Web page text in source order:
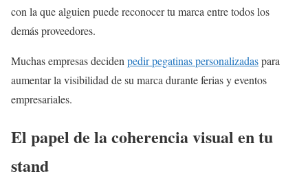
con la que alguien puede reconocer tu marca entre todos los
demás proveedores.
Muchas empresas deciden pedir pegatinas personalizadaspara
aumentar la visibilidad de su marca durante ferias y eventos
empresariales.
El papel de la coherencia visual en tu
stand